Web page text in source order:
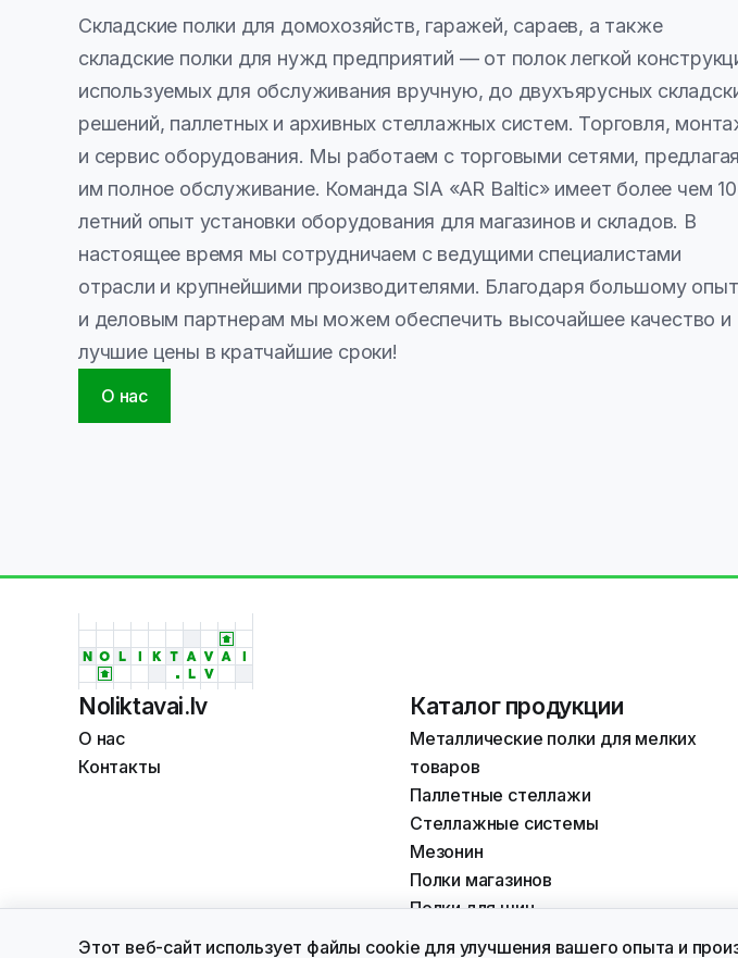
Складские полки для домохозяйств, гаражей, сараев, а также
складские полки для нужд предприятий — от полок легкой
используемых для обслуживания вручную, до двухъярусных
решений, паллетных и архивных стеллажных систем. Торговля,
и сервис оборудования. Мы работаем с торговыми сетями, предлагая
им полное обслуживание. Команда SIA «AR Baltic» имеет более чем
летний опыт установки оборудования для магазинов и складов. В
настоящее время мы сотрудничаем с ведущими специалистами
отрасли и крупнейшими производителями. Благодаря большому
и деловым партнерам мы можем обеспечить высочайшее качество и
лучшие цены в кратчайшие сроки!
О нас
Этот веб-сайт использует файлы cookie для улучшения вашего опыта и
Noliktavai.lv
О нас
Контакты
Каталог продукции
Металлические полки для мелких
товаров
Паллетные стеллажи
Стеллажные системы
Мезонин
Полки магазинов
Полки для шин
© Noliktavai.lv 2026. Все права защищены.